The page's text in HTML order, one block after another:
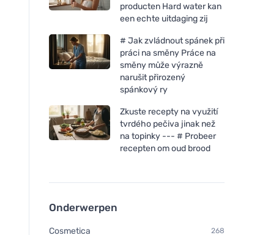
producten Hard water kan
een echte uitdaging zij
# Jak zvládnout spánek při
práci na směny Práce na
směny může výrazně
narušit přirozený
spánkový ry
Zkuste recepty na využití
tvrdého pečiva jinak než
na topinky --- # Probeer
recepten om oud brood
Onderwerpen
Cosmetica 268